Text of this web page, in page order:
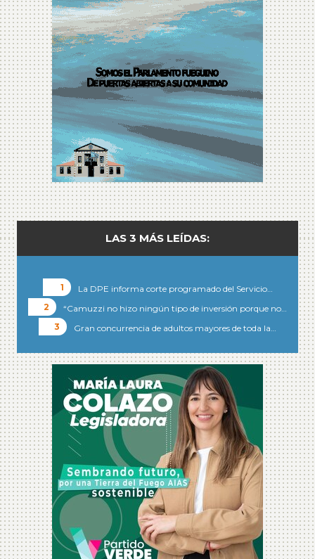
LAS 3 MÁS LEÍDAS:
La DPE informa corte programado del Servicio…
“Camuzzi no hizo ningún tipo de inversión porque no…
Gran concurrencia de adultos mayores de toda la…